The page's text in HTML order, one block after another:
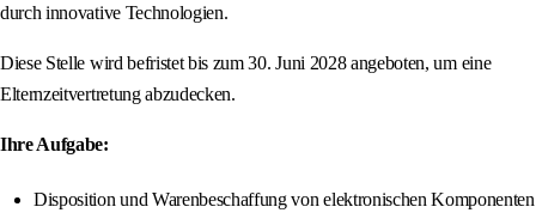
durch innovative Technologien.
Diese Stelle wird befristet bis zum 30. Juni 2028 angeboten, um eine
Elternzeitvertretung abzudecken.
Ihre Aufgabe:
Disposition und Warenbeschaffung von elektronischen Komponenten